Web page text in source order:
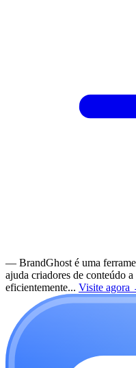
— BrandGhost é uma
ajuda criadores de conteúdo
eficientemente... Visite agora